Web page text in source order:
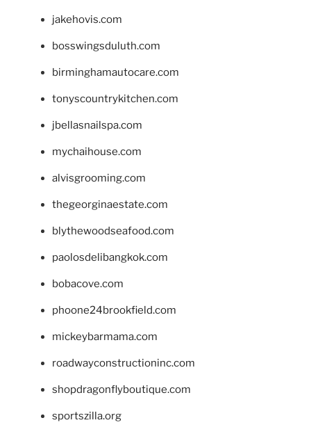
jakehovis.com
bosswingsduluth.com
birminghamautocare.com
tonyscountrykitchen.com
jbellasnailspa.com
mychaihouse.com
alvisgrooming.com
thegeorginaestate.com
blythewoodseafood.com
paolosdelibangkok.com
bobacove.com
phoone24brookfield.com
mickeybarmama.com
roadwayconstructioninc.com
shopdragonflyboutique.com
sportszilla.org